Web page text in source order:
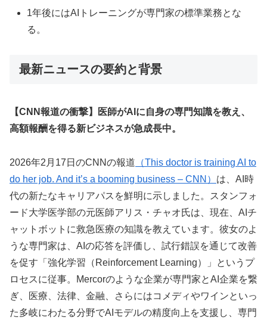
1年後にはAIトレーニングが専門家の標準業務とな
る。
最新ニュースの要約と背景
【CNN報道の衝撃】医師がAIに自身の専門知識を教え、
高額報酬を得る新ビジネスが急成長中。
2026年2月17日のCNNの報道 （This doctor is training AI to
do her job. And it’s a booming business – CNN） は、AI時
代の新たなキャリアパスを鮮明に示しました。スタンフォ
ード大学医学部の元医師アリス・チャオ氏は、現在、AIチ
ャットボットに救急医療の知識を教えています。彼女のよ
うな専門家は、AIの応答を評価し、試行錯誤を通じて改善
を促す「強化学習（Reinforcement Learning）」というプ
ロセスに従事。Mercorのような企業が専門家とAI企業を繋
ぎ、医療、法律、金融、さらにはコメディやワインといっ
た多岐にわたる分野でAIモデルの精度向上を支援し、専門